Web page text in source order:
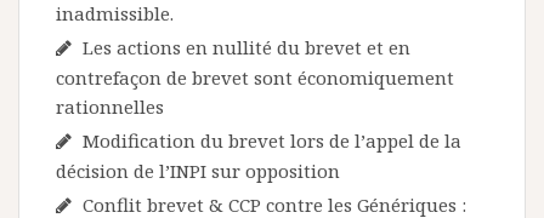
inadmissible.
Les actions en nullité du brevet et en
contrefaçon de brevet sont économiquement
rationnelles
Modification du brevet lors de l’appel de la
décision de l’INPI sur opposition
Conflit brevet & CCP contre les Génériques :